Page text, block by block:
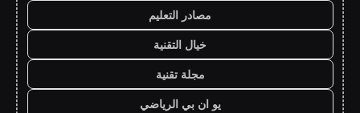
مصادر التعليم
خيال التقنية
مجلة تقنية
يو ان بي الرياضي